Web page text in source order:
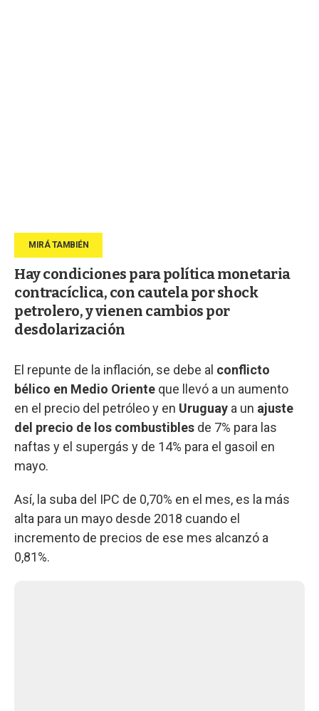
Hay condiciones para política monetaria
contracíclica, con cautela por shock
petrolero, y vienen cambios por
desdolarización
El repunte de la inflación, se debe al conflicto
bélico en Medio Oriente que llevó a un aumento
en el precio del petróleo y en Uruguay a un ajuste
del precio de los combustibles de 7% para las
naftas y el supergás y de 14% para el gasoil en
mayo.
Así, la suba del IPC de 0,70% en el mes, es la más
alta para un mayo desde 2018 cuando el
incremento de precios de ese mes alcanzó a
0,81%.